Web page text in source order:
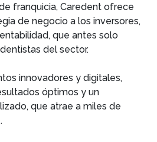
franquicia, Caredent ofrece
de negocio a los inversores,
que antes solo
del sector.
innovadores y digitales,
óptimos y un
que atrae a miles de